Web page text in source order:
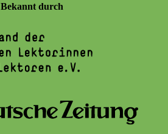
Bekannt durch